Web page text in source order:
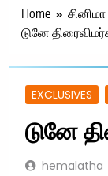
Home சினிமா
டுனே
EXCLUSIVES
டுனே
hemalatha